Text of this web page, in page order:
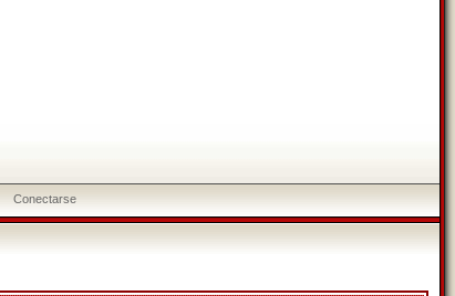
Conectarse